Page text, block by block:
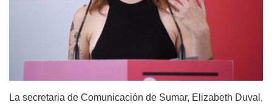
La secretaria de Comunicación de Sumar, Elizabeth Duval,